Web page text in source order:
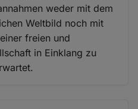
weder mit dem
Weltbild noch mit
freien und
in Einklang zu